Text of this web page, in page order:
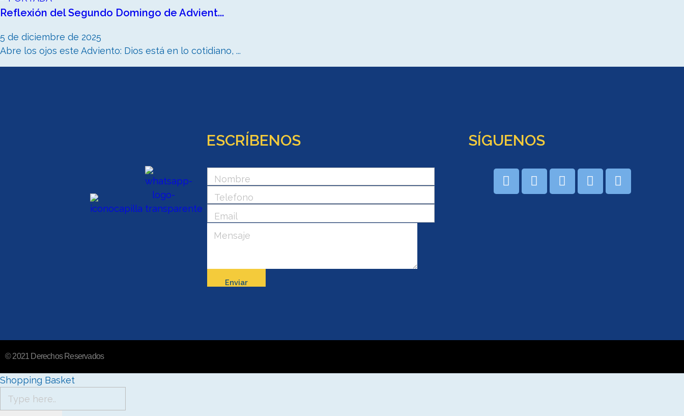
Reflexión del Segundo Domingo de Advient...
5 de diciembre de 2025
Abre los ojos este Adviento: Dios está en lo cotidiano, ...
ESCRÍBENOS SÍGUENOS
© 2021 Derechos Reservados
Shopping Basket